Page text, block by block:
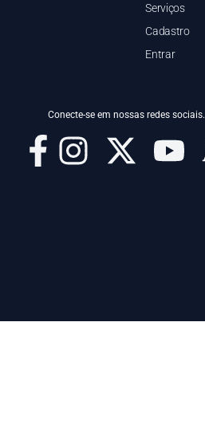
Serviços
Cadastro
Entrar
Conecte-se em nossas redes sociais.